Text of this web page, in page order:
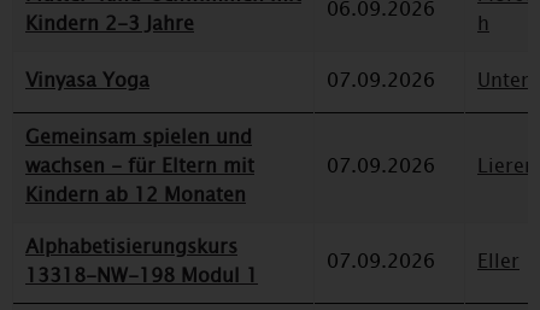
Kindern 2-3 Jahre
06.09.2026
h
Vinyasa Yoga
07.09.2026
Gemeinsam spielen und
wachsen - für Eltern mit
Kindern ab 12 Monaten
07.09.2026
Alphabetisierungskurs
13318-NW-198 Modul 1
07.09.2026 Eller